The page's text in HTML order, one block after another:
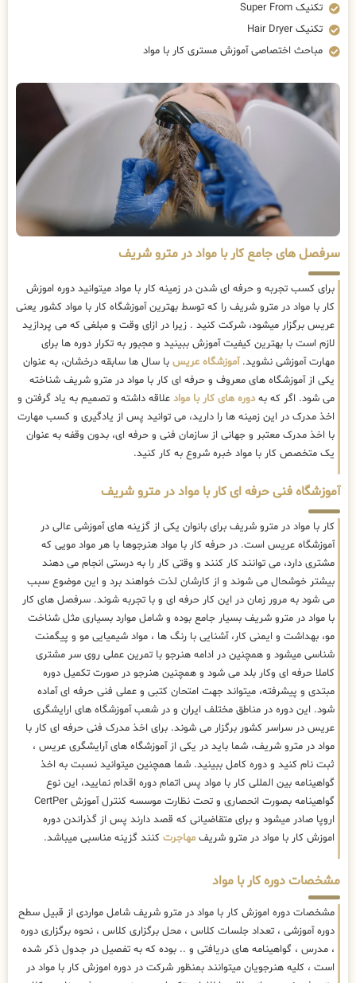
تکنیک Super From
تکنیک Hair Dryer
مباحث اختصاصی آموزش مستری کار با مواد
سرفصل های جامع کار با مواد در مترو شریف
برای کسب تجربه و حرفه ای شدن در زمینه کار با مواد میتوانید دوره اموزش
کار با مواد در مترو شریف را که توسط بهترینآموزشگاه کار با مواد کشور یعنی
عریس برگزار میشود، شرکت کنید . زیرا در ازای وقت و مبلغی که می پردازید
لازم است با بهترین کیفیت آموزش ببینید و مجبور به تکرار دوره ها برای
مهارت آموزشی نشوید.آموزشگاه عریس با سال ها سابقه درخشان، به عنوان
یکی از آموزشگاه های معروف و حرفه ای کار با مواد در مترو شریف شناخته
می شود. اگر که بهدوره های کار با مواد علاقه داشته و تصمیم به یاد گرفتن و
اخذ مدرک در این زمینه ها را دارید، می توانید پس از یادگیری و کسب مهارت
با اخذ مدرک معتبر و جهانی از سازمان فنی و حرفه ای، بدون وقفه به عنوان
یک متخصص کار با مواد خبره شروع به کار کنید.
آموزشگاه فنی حرفه ای کار با مواد در مترو شریف
کار با مواد در مترو شریف برای بانوان یکی از گزینه های آموزشی عالی در
آموزشگاه عریس است. در حرفه کار با مواد هنرجوها با هر مواد مویی که
مشتری دارد، می توانند کار کنند و وقتی کار را به درستی انجام می دهند
بیشتر خوشحال می شوند و از کارشان لذت خواهند برد و این موضوع سبب
می شود به مرور زمان در این کار حرفه ای و با تجربه شوند. سرفصل های کار
با مواد در مترو شریف بسیار جامع بوده و شامل موارد بسیاری مثل شناخت
مو، بهداشت و ایمنی کار، آشنایی با رنگ ها ، مواد شیمیایی مو و پیگمنت
شناسی میشود و همچنین در ادامه هنرجو با تمرین عملی روی سر مشتری
کاملا حرفه ای وکار بلد می شود و همچنین هنرجو در صورت تکمیل دوره
مبتدی و پیشرفته، میتواند جهت امتحان کتبی و عملی فنی حرفه ای آماده
شود. این دوره در مناطق مختلف ایران و در شعب آموزشگاه های ارایشگری
عریس در سراسر کشور برگزار می شوند. برای اخذ مدرک فنی حرفه ای کار با
مواد در مترو شریف، شما باید در یکی از آموزشگاه های آرایشگری عریس ،
ثبت نام کنید و دوره کامل ببینید. شما همچنین میتوانید نسبت به اخذ
گواهینامه بین المللی کار با مواد پس اتمام دوره اقدام نمایید، این نوع
گواهینامه بصورت انحصاری و تحت نظارت موسسه کنترل آموزش CertPer
اروپا صادر میشود و برای متقاضیانی که قصد دارند پس از گذراندن دوره
اموزش کار با مواد در مترو شریف مهاجرت کنند گزینه مناسبی میباشد.
مشخصات دوره کار با مواد
مشخصات دوره اموزش کار با مواد در مترو شریف شامل مواردی از قبیل سطح
دوره آموزشی ، تعداد جلسات کلاس ، محل برگزاری کلاس ، نحوه برگزاری دوره
، مدرس ، گواهینامه های دریافتی و .. بوده که به تفصیل در جدول ذکر شده
است ، کلیه هنرجویان میتوانند بمنظور شرکت در دوره اموزش کار با مواد در